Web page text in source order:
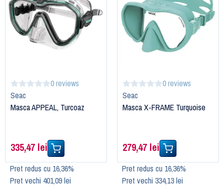
0 reviews
Seac
Masca APPEAL, Turcoaz
335,47 lei
Pret redus cu 16,36%
Pret vechi 401,09 lei
0 reviews
Seac
Masca X-FRAME Turquoise
279,47 lei
Pret redus cu 16,36%
Pret vechi 334,13 lei